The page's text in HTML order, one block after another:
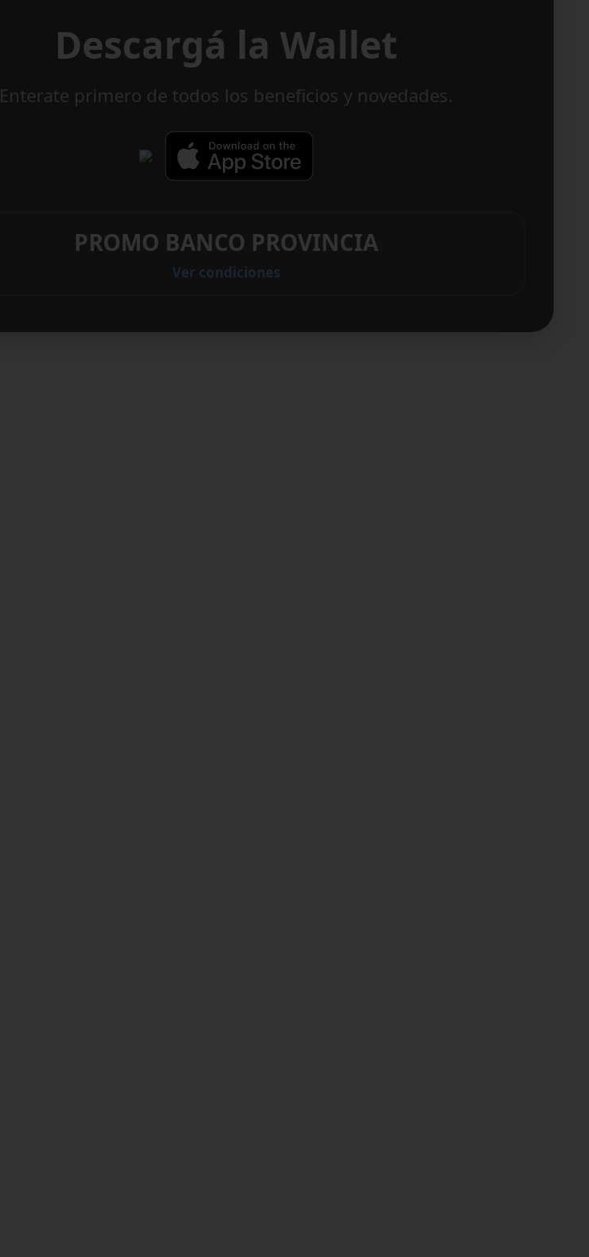
Descargá la Wallet
Enterate primero de todos los beneficios y novedades.
PROMO BANCO PROVINCIA
Ver condiciones